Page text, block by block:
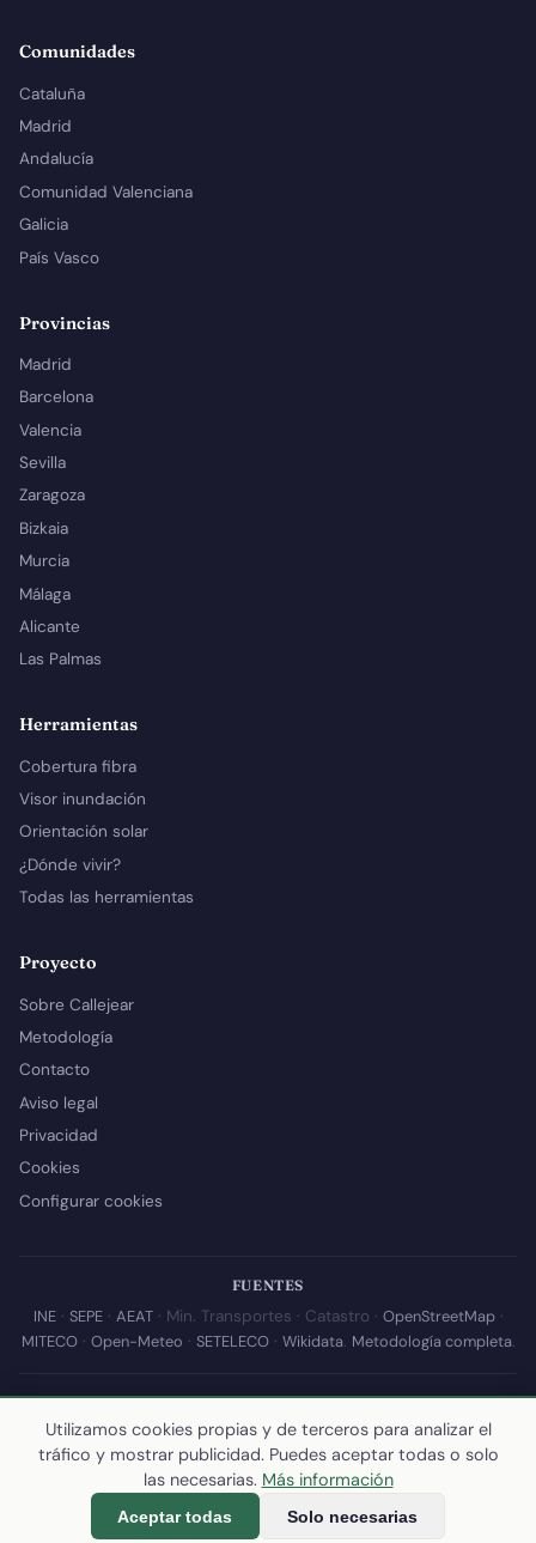
Comunidades
Cataluña
Madrid
Andalucía
Comunidad Valenciana
Galicia
País Vasco
Provincias
Madrid
Barcelona
Valencia
Sevilla
Zaragoza
Bizkaia
Murcia
Málaga
Alicante
Las Palmas
Herramientas
Cobertura fibra
Visor inundación
Orientación solar
¿Dónde vivir?
Todas las herramientas
Proyecto
Sobre Callejear
Metodología
Contacto
Aviso legal
Privacidad
Cookies
Configurar cookies
FUENTES
INE· SEPE· AEAT· Min. Transportes · Catastro · OpenStreetMap·
MITECO· Open-Meteo · SETELECO· Wikidata. Metodología completa.
© 2026 Callejear.com — Directorio municipal de España con datos
abiertos. Desarrollado y mantenido porYoel Castaño.
Última actualización de esta página:10 de julio de 2026
calculamos los datos
Utilizamos cookies propias y de terceros para analizar el
tráfico y mostrar publicidad. Puedes aceptar todas o solo
las necesarias. Más información
Aceptar todas Solo necesarias